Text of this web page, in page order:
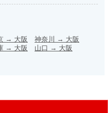
→ 大阪 神奈川 → 大阪
→ 大阪 山口 → 大阪